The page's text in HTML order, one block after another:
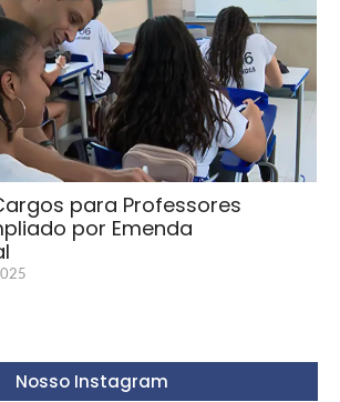
para Professores
por Emenda
Nosso Instagram